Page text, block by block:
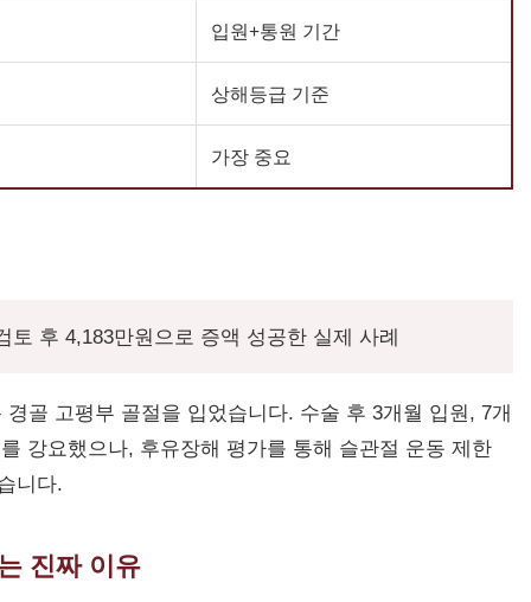
입원+통원 기간
상해등급 기준
가장 중요
후 4,183만원으로 증액 성공한 실제 사례
골 고평부 골절을 입었습니다. 수술 후 3개월 입원, 7개
강요했으나, 후유장해 평가를 통해 슬관절 운동 제한
니다.
진짜 이유